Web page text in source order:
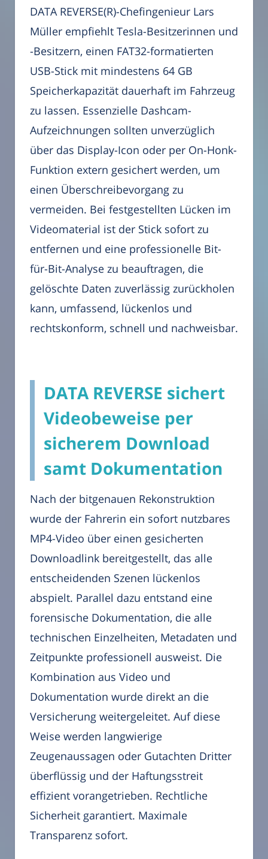
DATA REVERSE(R)-Chefingenieur Lars
Müller empfiehlt Tesla-Besitzerinnen und
-Besitzern, einen FAT32-formatierten
USB-Stick mit mindestens 64 GB
Speicherkapazität dauerhaft im Fahrzeug
zu lassen. Essenzielle Dashcam-
Aufzeichnungen sollten unverzüglich
über das Display-Icon oder per On-Honk-
Funktion extern gesichert werden, um
einen Überschreibevorgang zu
vermeiden. Bei festgestellten Lücken im
Videomaterial ist der Stick sofort zu
entfernen und eine professionelle Bit-
für-Bit-Analyse zu beauftragen, die
gelöschte Daten zuverlässig zurückholen
kann, umfassend, lückenlos und
rechtskonform, schnell und nachweisbar.
DATA REVERSE sichert
Videobeweise per
sicherem Download
samt Dokumentation
Nach der bitgenauen Rekonstruktion
wurde der Fahrerin ein sofort nutzbares
MP4-Video über einen gesicherten
Downloadlink bereitgestellt, das alle
entscheidenden Szenen lückenlos
abspielt. Parallel dazu entstand eine
forensische Dokumentation, die alle
technischen Einzelheiten, Metadaten und
Zeitpunkte professionell ausweist. Die
Kombination aus Video und
Dokumentation wurde direkt an die
Versicherung weitergeleitet. Auf diese
Weise werden langwierige
Zeugenaussagen oder Gutachten Dritter
überflüssig und der Haftungsstreit
effizient vorangetrieben. Rechtliche
Sicherheit garantiert. Maximale
Transparenz sofort.